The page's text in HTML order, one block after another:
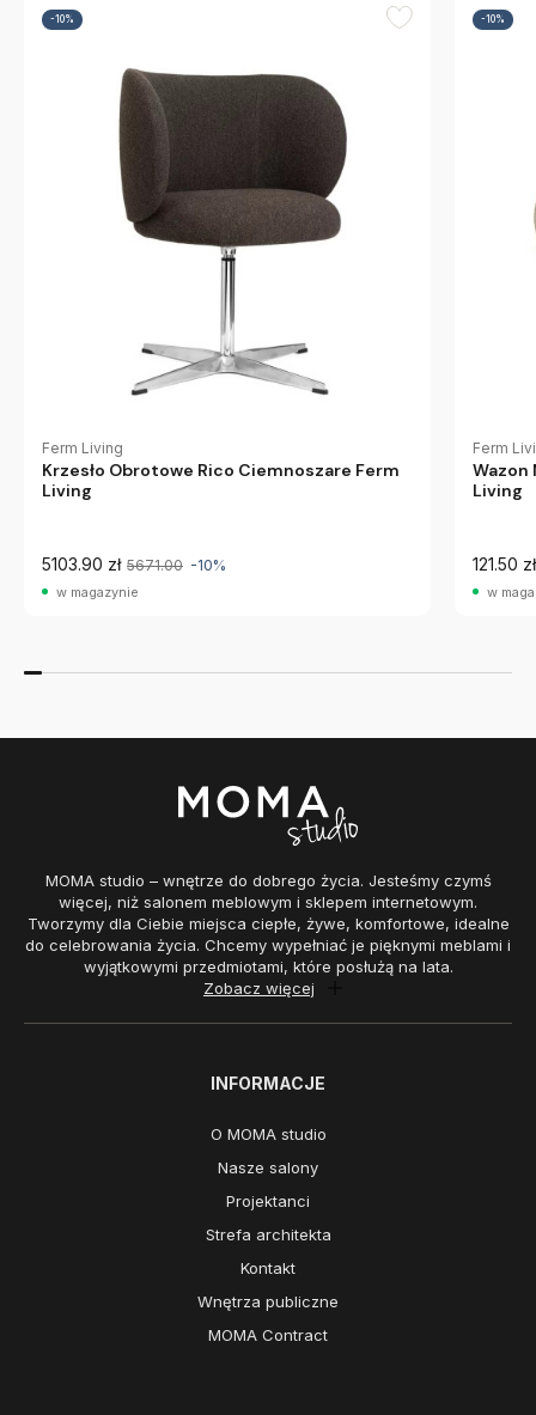
-10%
Ferm Living
Krzesło Obrotowe Rico Ciemnoszare Ferm
Living
5103.90 zł 5671.00 -10%
w magazynie
-10%
Ferm
Wazon
Living
121.50 zł
w
MOMA studio – wnętrze do dobrego życia. Jesteśmy czymś
więcej, niż salonem meblowym i sklepem internetowym.
Tworzymy dla Ciebie miejsca ciepłe, żywe, komfortowe, idealne
do celebrowania życia. Chcemy wypełniać je pięknymi meblami i
wyjątkowymi przedmiotami, które posłużą na lata.
Zobacz więcej
INFORMACJE
O MOMA studio
Nasze salony
Projektanci
Strefa architekta
Kontakt
Wnętrza publiczne
MOMA Contract